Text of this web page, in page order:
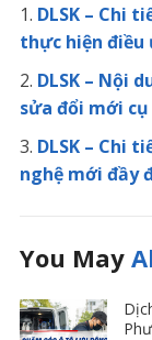
DLSK – Chi
thực hiện điều
DLSK – Nội
sửa đổi mới
DLSK – Chi
nghệ mới đầy
You May